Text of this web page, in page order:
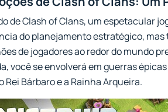
de Clash of Clans, um espetacular
do planejamento estratégico,
de jogadores ao redor do mundo
você se envolverá em guerras
Bárbaro e a Rainha Arqueira.